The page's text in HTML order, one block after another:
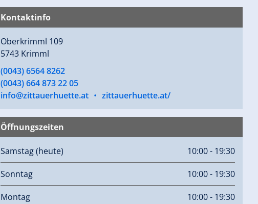
Kontaktinfo
Oberkrimml 109
5743 Krimml
(0043) 6564 8262
(0043) 664 873 22 05
info@zittauerhuette.at • zittauerhuette.at/
Öffnungszeiten
Samstag(heute) 10:00 - 19:30
Sonntag 10:00 - 19:30
Montag 10:00 - 19:30